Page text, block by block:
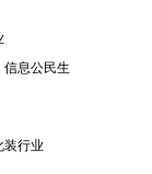
信息公民生
装行业